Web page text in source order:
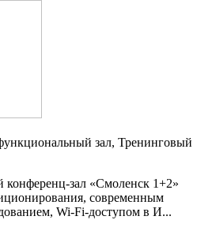
зал, Тренинговый
зал «Смоленск 1+2»
современным
Wi-Fi-доступом в И...